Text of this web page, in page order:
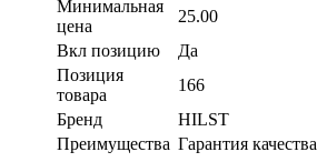
Минимальная
цена
25.00
Вкл позицию
Да
Позиция
товара
166
Бренд
HILST
Преимущества Гарантия качества